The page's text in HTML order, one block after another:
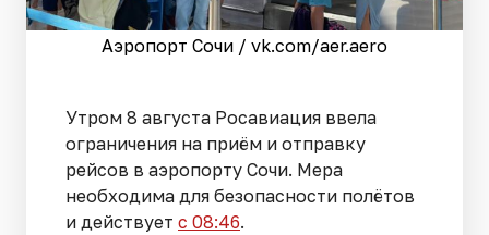
Аэропорт Сочи / vk.com/aer.aero
Утром 8 августа Росавиация ввела
ограничения на приём и отправку
рейсов в аэропорту Сочи. Мера
необходима для безопасности полётов
и действует с 08:46.